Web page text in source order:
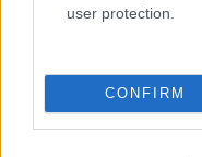
user protection.
CONFIRM